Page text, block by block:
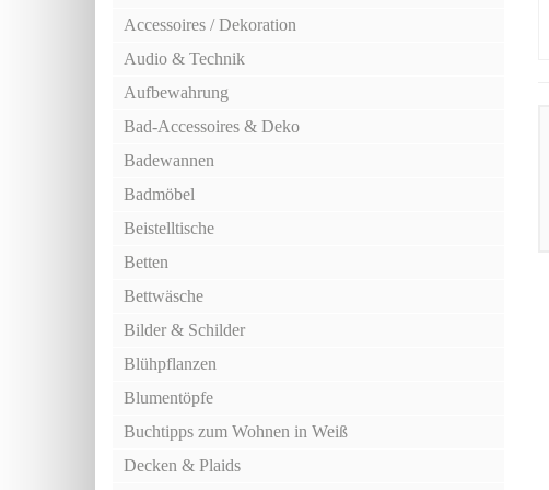
Accessoires / Dekoration
Audio & Technik
Aufbewahrung
Bad-Accessoires & Deko
Badewannen
Badmöbel
Beistelltische
Betten
Bettwäsche
Bilder & Schilder
Blühpflanzen
Blumentöpfe
Buchtipps zum Wohnen in Weiß
Decken & Plaids